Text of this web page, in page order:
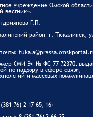
учреждение Омской
вестник».
Г.П.
район, г. Тюкалинск,
СМИ Эл № ФС 77-72370,
по надзору в сфере связи,
и массовых
76) 2-17-65, 16+